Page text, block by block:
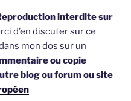
interdite sur
d’en discuter sur ce
mon dos sur un
ou copie
blog ou forum ou site